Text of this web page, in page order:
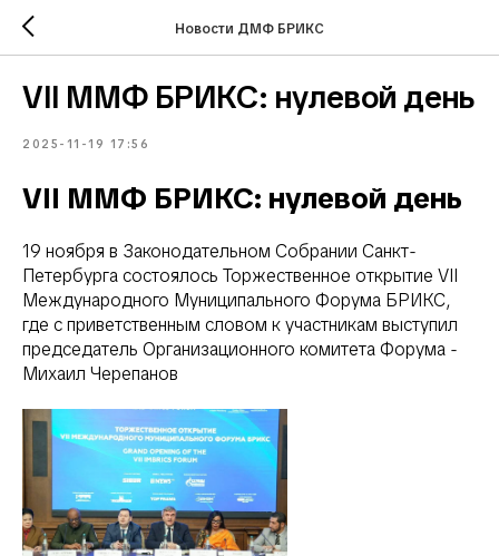
Новости ДМФ БРИКС
VII ММФ БРИКС: нулевой день
2025-11-19 17:56
VII ММФ БРИКС: нулевой день
19 ноября в Законодательном Собрании Санкт-
Петербурга состоялось Торжественное открытие VII
Международного Муниципального Форума БРИКС,
где с приветственным словом к участникам выступил
председатель Организационного комитета Форума -
Михаил Черепанов